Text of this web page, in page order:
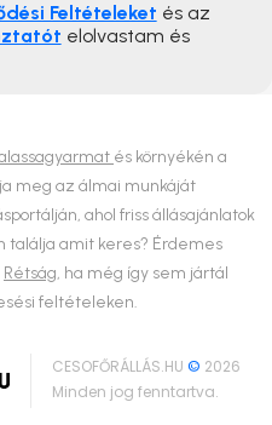
Feltételeket és az
elolvastam és
és környékén a
meg az álmai munkáját
ahol friss állásajánlatok
találja amit keres? Érdemes
Rétság, ha még így sem jártál
feltételeken.
CESOFŐRÁLLÁS.HU© 2026
Minden jog fenntartva.